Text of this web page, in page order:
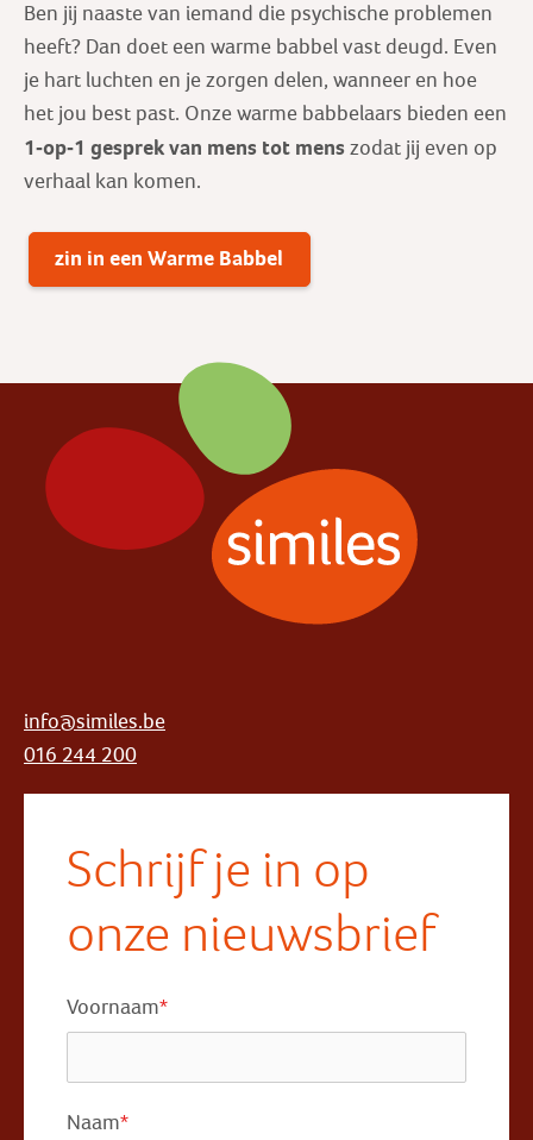
Ben jij naaste van iemand die psychische problemen
heeft? Dan doet een warme babbel vast deugd. Even
je hart luchten en je zorgen delen, wanneer en hoe
het jou best past. Onze warme babbelaars bieden een
1-op-1 gesprek van mens tot mens zodat jij even op
verhaal kan komen.
zin in een Warme Babbel
info@similes.be
016 244 200
Schrijf je in op
onze nieuwsbrief
Voornaam*
Naam*